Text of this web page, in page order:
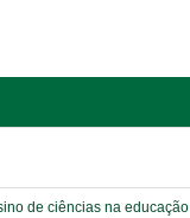
de ciências na educação